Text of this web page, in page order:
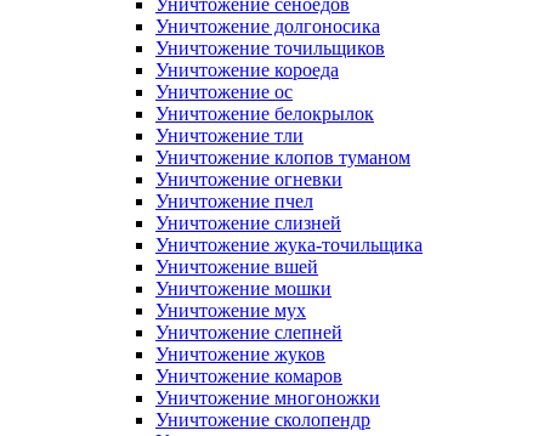
Уничтожение сеноедов
Уничтожение долгоносика
Уничтожение точильщиков
Уничтожение короеда
Уничтожение ос
Уничтожение белокрылок
Уничтожение тли
Уничтожение клопов туманом
Уничтожение огневки
Уничтожение пчел
Уничтожение слизней
Уничтожение жука-точильщика
Уничтожение вшей
Уничтожение мошки
Уничтожение мух
Уничтожение слепней
Уничтожение жуков
Уничтожение комаров
Уничтожение многоножки
Уничтожение сколопендр